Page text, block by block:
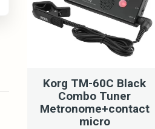
Korg TM-60C Black
Combo Tuner
Metronome+contact
micro